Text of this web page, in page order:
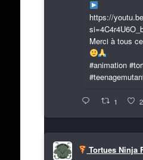
https://
Merci à tous
#animation
1 2
Tortues Ninja